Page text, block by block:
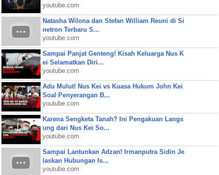
youtube.com
Natasha Wilona dan Stefan William Reuni di Si
netron Terbaru S...
youtube.com
Sampai Panjat Genteng! Kisah Keluarga Nus K
ei Selamatkan Diri...
youtube.com
Adu Mulut! Nus Kei vs Kuasa Hukum John Kei
Soal Penyerangan B...
youtube.com
Karena Sengketa Tanah? Ini Pengakuan Langs
ung dari Nus Kei So...
youtube.com
Sampai Lantunkan Adzan! Irmanputra Sidin Je
laskan Hubungan Is...
youtube.com